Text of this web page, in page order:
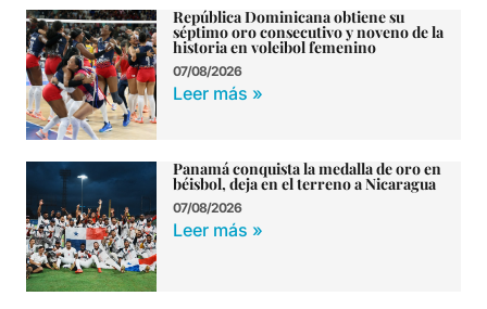
República Dominicana obtiene su
séptimo oro consecutivo y noveno de la
historia en voleibol femenino
07/08/2026
Leer más »
Panamá conquista la medalla de oro en
béisbol, deja en el terreno a Nicaragua
07/08/2026
Leer más »